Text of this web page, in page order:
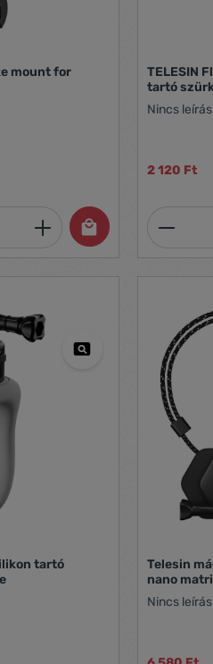
vagy
mount for
Adja meg a
TELESIN
tartó
Nincs leírás
2 120 Ft
tartó
Telesin
nano
Nincs leírás